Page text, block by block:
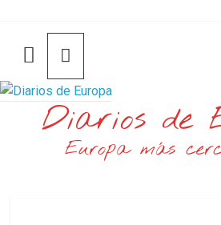
contenido
Diarios de
Europa más